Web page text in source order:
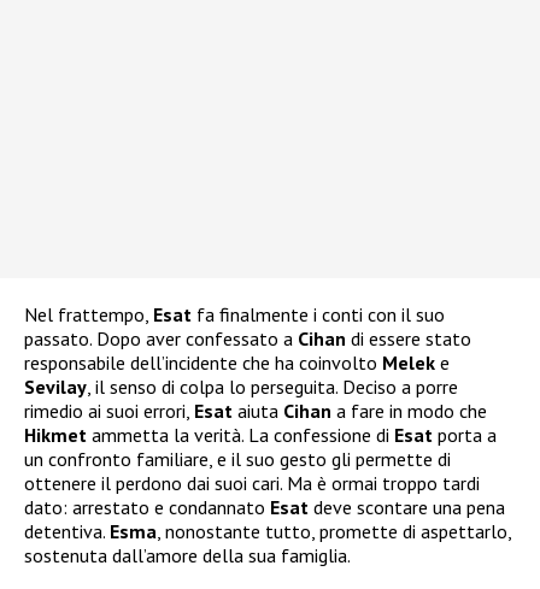
Nel frattempo, Esat fa finalmente i conti con il suo
passato. Dopo aver confessato a Cihan di essere stato
responsabile dell’incidente che ha coinvolto Melek e
Sevilay , il senso di colpa lo perseguita. Deciso a porre
rimedio ai suoi errori, Esat aiuta Cihan a fare in modo che
Hikmet ammetta la verità. La confessione di Esat porta a
un confronto familiare, e il suo gesto gli permette di
ottenere il perdono dai suoi cari. Ma è ormai troppo tardi
dato: arrestato e condannato Esat deve scontare una pena
detentiva. Esma , nonostante tutto, promette di aspettarlo,
sostenuta dall’amore della sua famiglia.